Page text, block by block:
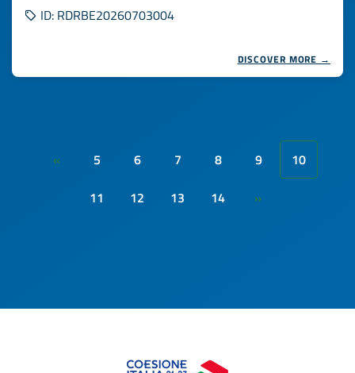
ID: RDRBE20260703004
DISCOVER MORE →
« 5 6 7 8 9
10
11
12 13 14 »